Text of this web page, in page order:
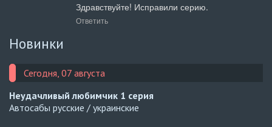
Здравствуйте! Исправили серию.
Ответить
Новинки
Сегодня, 07 августа
Неудачливый любимчик 1 серия
Автосабы русские / украинские